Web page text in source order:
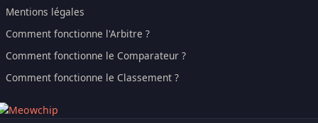
Mentions légales
Comment fonctionne l'Arbitre ?
Comment fonctionne le Comparateur ?
Comment fonctionne le Classement ?